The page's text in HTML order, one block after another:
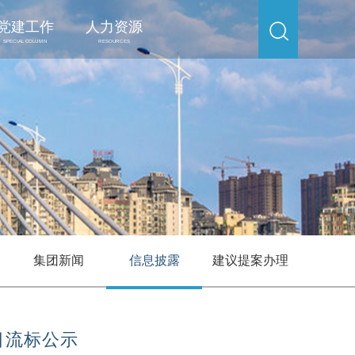
建工作
SPECIAL COLUMN
人力资源
RESOURCES
集团新闻 信息披露 建议提案办理
标公示